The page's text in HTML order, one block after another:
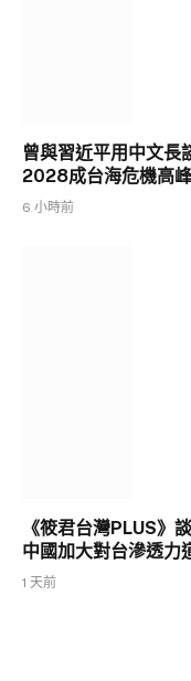
曾與習近平用中文長
2028成台海危機高
6 小時前
《筱君台灣PLUS》
中國加大對台滲透
1 天前